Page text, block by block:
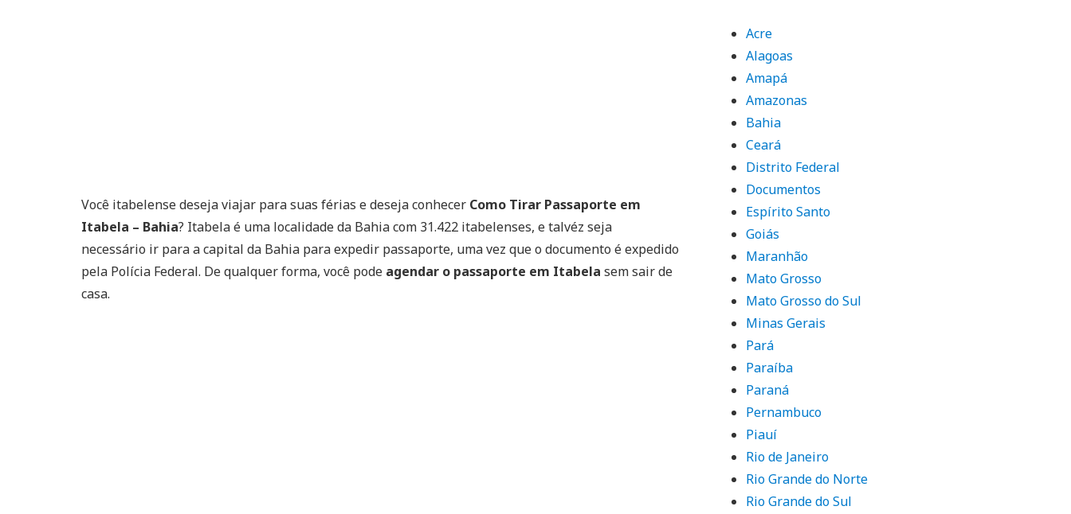
Você itabelense deseja viajar para suas férias e deseja conhecer Como Tirar Passaporte em
Itabela – Bahia? Itabela é uma localidade da Bahia com 31.422 itabelenses, e talvéz seja
necessário ir para a capital da Bahia para expedir passaporte, uma vez que o documento é expedido
pela Polícia Federal. De qualquer forma, você pode agendar o passaporte em Itabela sem sair de
casa.
Acre
Alagoas
Amapá
Amazonas
Bahia
Ceará
Distrito Federal
Documentos
Espírito Santo
Goiás
Maranhão
Mato Grosso
Mato Grosso do Sul
Minas Gerais
Pará
Paraíba
Paraná
Pernambuco
Piauí
Rio de Janeiro
Rio Grande do Norte
Rio Grande do Sul